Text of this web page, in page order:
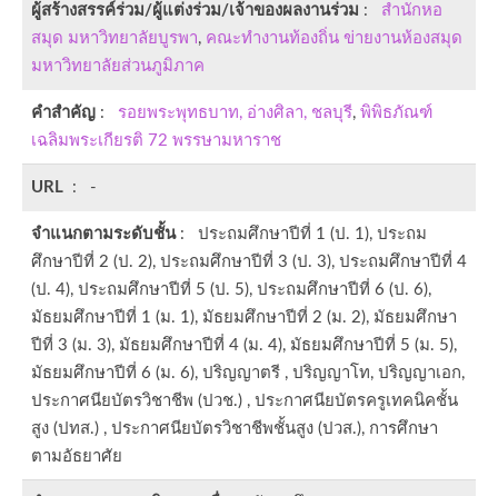
ผู้สร้างสรรค์ร่วม/ผู้แต่งร่วม/เจ้าของผลงานร่วม : สำนักหอ
สมุด มหาวิทยาลัยบูรพา, คณะทำงานท้องถิ่น ข่ายงานห้องสมุด
มหาวิทยาลัยส่วนภูมิภาค
คำสำคัญ : รอยพระพุทธบาท, อ่างศิลา, ชลบุรี, พิพิธภัณฑ์
เฉลิมพระเกียรติ 72 พรรษามหาราช
URL : -
จำแนกตามระดับชั้น: ประถมศึกษาปีที่ 1 (ป. 1), ประถม
ศึกษาปีที่ 2 (ป. 2), ประถมศึกษาปีที่ 3 (ป. 3), ประถมศึกษาปีที่ 4
(ป. 4), ประถมศึกษาปีที่ 5 (ป. 5), ประถมศึกษาปีที่ 6 (ป. 6),
มัธยมศึกษาปีที่ 1 (ม. 1), มัธยมศึกษาปีที่ 2 (ม. 2), มัธยมศึกษา
ปีที่ 3 (ม. 3), มัธยมศึกษาปีที่ 4 (ม. 4), มัธยมศึกษาปีที่ 5 (ม. 5),
มัธยมศึกษาปีที่ 6 (ม. 6), ปริญญาตรี , ปริญญาโท, ปริญญาเอก,
ประกาศนียบัตรวิชาชีพ (ปวช.) , ประกาศนียบัตรครูเทคนิคชั้น
สูง (ปทส.) , ประกาศนียบัตรวิชาชีพชั้นสูง (ปวส.), การศึกษา
ตามอัธยาศัย